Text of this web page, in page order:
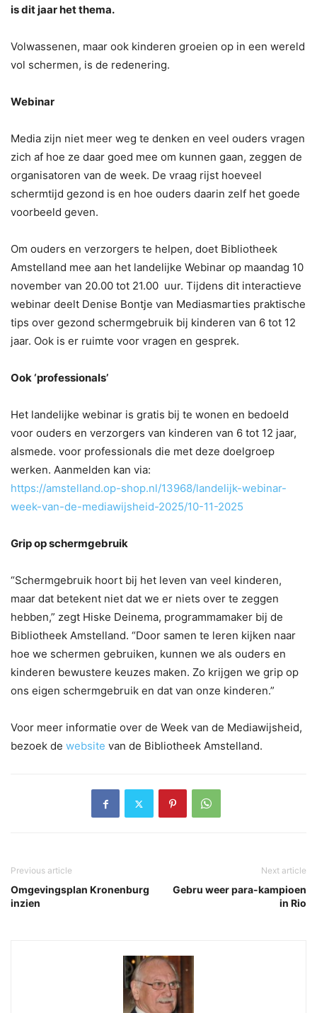
is dit jaar het thema.
Volwassenen, maar ook kinderen groeien op in een wereld
vol schermen, is de redenering.
Webinar
Media zijn niet meer weg te denken en veel ouders vragen
zich af hoe ze daar goed mee om kunnen gaan, zeggen de
organisatoren van de week. De vraag rijst hoeveel
schermtijd gezond is en hoe ouders daarin zelf het goede
voorbeeld geven.
Om ouders en verzorgers te helpen, doet Bibliotheek
Amstelland mee aan het landelijke Webinar op maandag 10
november van 20.00 tot 21.00 uur. Tijdens dit interactieve
webinar deelt Denise Bontje van Mediasmarties praktische
tips over gezond schermgebruik bij kinderen van 6 tot 12
jaar. Ook is er ruimte voor vragen en gesprek.
Ook ‘professionals’
Het landelijke webinar is gratis bij te wonen en bedoeld
voor ouders en verzorgers van kinderen van 6 tot 12 jaar,
alsmede. voor professionals die met deze doelgroep
werken. Aanmelden kan via:
https://amstelland.op-shop.nl/13968/landelijk-webinar-
week-van-de-mediawijsheid-2025/10-11-2025
Grip op schermgebruik
“Schermgebruik hoort bij het leven van veel kinderen,
maar dat betekent niet dat we er niets over te zeggen
hebben,” zegt Hiske Deinema, programmamaker bij de
Bibliotheek Amstelland. “Door samen te leren kijken naar
hoe we schermen gebruiken, kunnen we als ouders en
kinderen bewustere keuzes maken. Zo krijgen we grip op
ons eigen schermgebruik en dat van onze kinderen.”
Voor meer informatie over de Week van de Mediawijsheid,
bezoek de website van de Bibliotheek Amstelland.
Previous article
Omgevingsplan Kronenburg
inzien
Next article
Gebru weer para-kampioen
in Rio